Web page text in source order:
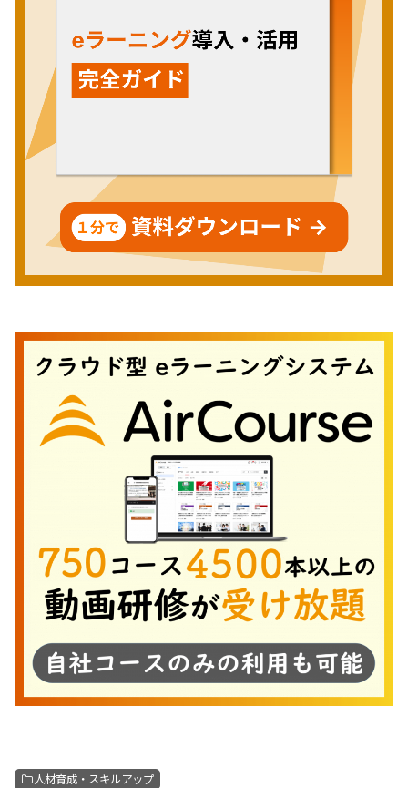
人材育成・スキルアップ